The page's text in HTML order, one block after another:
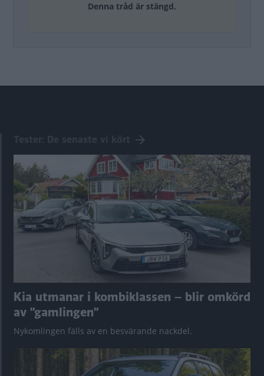
Denna tråd är stängd.
Kia utmanar i kombiklassen – blir omkörd
av ”gamlingen”
Nykomlingen fälls av en besvärande nackdel.